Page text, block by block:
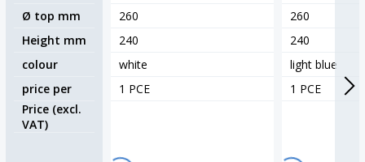
Ø top mm
Height mm
colour
price per
Price (excl.
VAT)
260
240
white
1 PCE
260
240
light blue
1 PCE